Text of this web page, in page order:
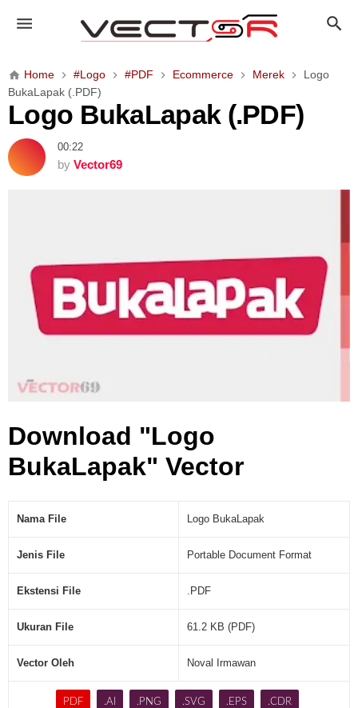
o
o
B
u
k
a
L
.
P
D
F
)
Home #Logo #PDF Ecommerce Merek
Logo
BukaLapak (.PDF)
Logo BukaLapak (.PDF)
00:22
by Vector69
Download "Logo
BukaLapak" Vector
Nama File Logo BukaLapak
Jenis File Portable Document Format
Ekstensi File .PDF
Ukuran File 61.2 KB (PDF)
Vector Oleh Noval Irmawan
PDF .AI .PNG .SVG .EPS .CDR